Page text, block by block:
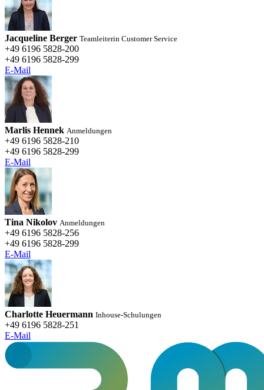
Jacqueline Berger Teamleiterin Customer Service
+49 6196 5828-200
+49 6196 5828-299
E-Mail
Marlis Hennek Anmeldungen
+49 6196 5828-210
+49 6196 5828-299
E-Mail
Tina Nikolov Anmeldungen
+49 6196 5828-256
+49 6196 5828-299
E-Mail
Charlotte Heuermann Inhouse-Schulungen
+49 6196 5828-251
E-Mail